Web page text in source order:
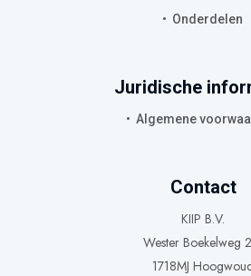
Onderdelen
Juridische
Algemene
Contact
KIIP B.V.
Wester Boekelweg
1718MJ